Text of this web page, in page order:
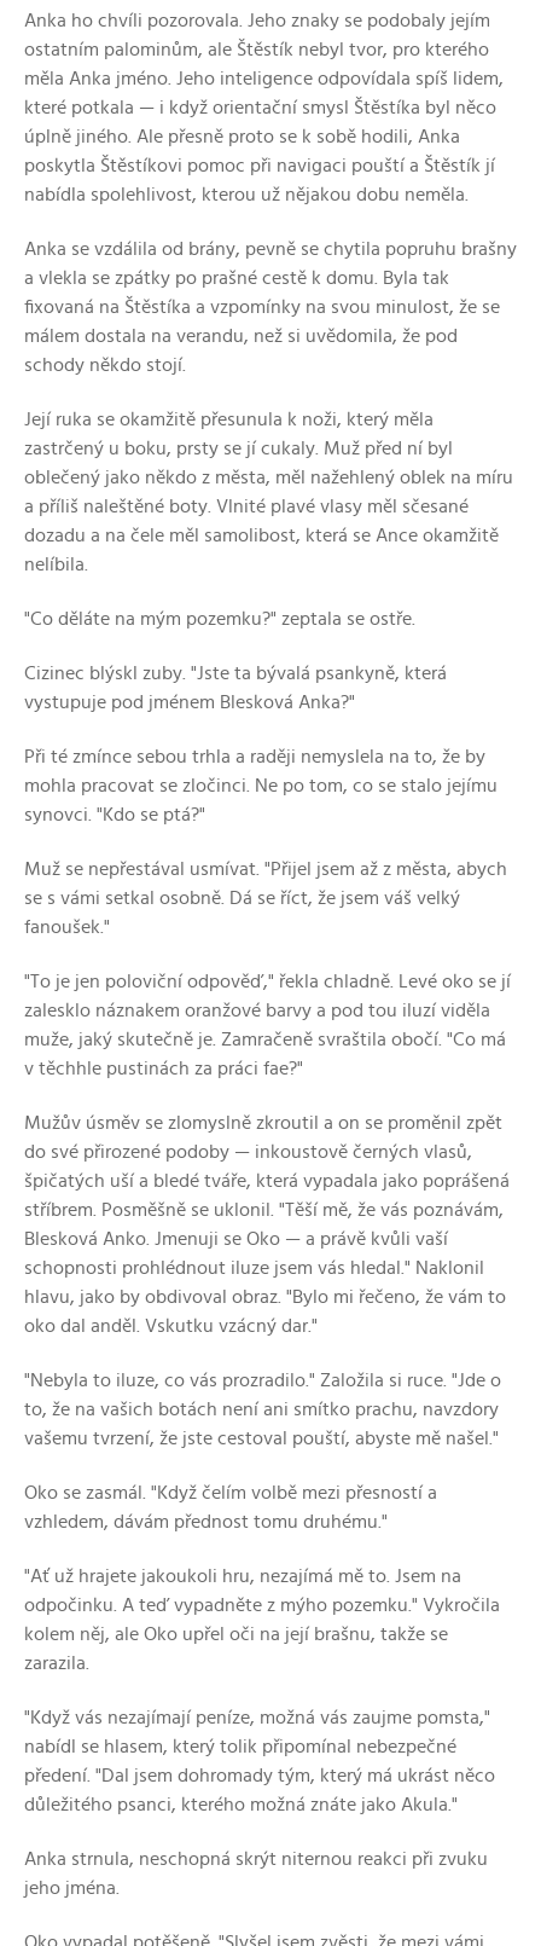
Anka ho chvíli pozorovala. Jeho znaky se podobaly jejím
ostatním palominům, ale Štěstík nebyl tvor, pro kterého
měla Anka jméno. Jeho inteligence odpovídala spíš lidem,
které potkala — i když orientační smysl Štěstíka byl něco
úplně jiného. Ale přesně proto se k sobě hodili, Anka
poskytla Štěstíkovi pomoc při navigaci pouští a Štěstík jí
nabídla spolehlivost, kterou už nějakou dobu neměla.
Anka se vzdálila od brány, pevně se chytila popruhu brašny
a vlekla se zpátky po prašné cestě k domu. Byla tak
fixovaná na Štěstíka a vzpomínky na svou minulost, že se
málem dostala na verandu, než si uvědomila, že pod
schody někdo stojí.
Její ruka se okamžitě přesunula k noži, který měla
zastrčený u boku, prsty se jí cukaly. Muž před ní byl
oblečený jako někdo z města, měl nažehlený oblek na míru
a příliš naleštěné boty. Vlnité plavé vlasy měl sčesané
dozadu a na čele měl samolibost, která se Ance okamžitě
nelíbila.
"Co děláte na mým pozemku?" zeptala se ostře.
Cizinec blýskl zuby. "Jste ta bývalá psankyně, která
vystupuje pod jménem Blesková Anka?"
Při té zmínce sebou trhla a raději nemyslela na to, že by
mohla pracovat se zločinci. Ne po tom, co se stalo jejímu
synovci. "Kdo se ptá?"
Muž se nepřestával usmívat. "Přijel jsem až z města, abych
se s vámi setkal osobně. Dá se říct, že jsem váš velký
fanoušek."
"To je jen poloviční odpověď," řekla chladně. Levé oko se jí
zalesklo náznakem oranžové barvy a pod tou iluzí viděla
muže, jaký skutečně je. Zamračeně svraštila obočí. "Co má
v těchhle pustinách za práci fae?"
Mužův úsměv se zlomyslně zkroutil a on se proměnil zpět
do své přirozené podoby — inkoustově černých vlasů,
špičatých uší a bledé tváře, která vypadala jako poprášená
stříbrem. Posměšně se uklonil. "Těší mě, že vás poznávám,
Blesková Anko. Jmenuji se Oko — a právě kvůli vaší
schopnosti prohlédnout iluze jsem vás hledal." Naklonil
hlavu, jako by obdivoval obraz. "Bylo mi řečeno, že vám to
oko dal anděl. Vskutku vzácný dar."
"Nebyla to iluze, co vás prozradilo." Založila si ruce. "Jde o
to, že na vašich botách není ani smítko prachu, navzdory
vašemu tvrzení, že jste cestoval pouští, abyste mě našel."
Oko se zasmál. "Když čelím volbě mezi přesností a
vzhledem, dávám přednost tomu druhému."
"Ať už hrajete jakoukoli hru, nezajímá mě to. Jsem na
odpočinku. A teď vypadněte z mýho pozemku." Vykročila
kolem něj, ale Oko upřel oči na její brašnu, takže se
zarazila.
"Když vás nezajímají peníze, možná vás zaujme pomsta,"
nabídl se hlasem, který tolik připomínal nebezpečné
předení. "Dal jsem dohromady tým, který má ukrást něco
důležitého psanci, kterého možná znáte jako Akula."
Anka strnula, neschopná skrýt niternou reakci při zvuku
jeho jména.
Oko vypadal potěšeně. "Slyšel jsem zvěsti, že mezi vámi